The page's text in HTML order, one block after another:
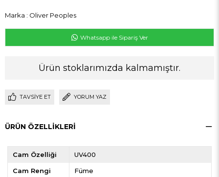
Marka : Oliver Peoples
Whatsapp ile Sipariş Ver
Ürün stoklarımızda kalmamıştır.
TAVSIYE ET YORUM YAZ
ÜRÜN ÖZELLIKLERI
Cam Özelliği UV400
Cam Rengi Füme